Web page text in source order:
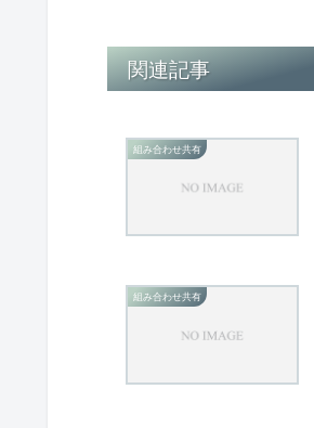
関連記事
組み合わせ共有
組み合わせ共有